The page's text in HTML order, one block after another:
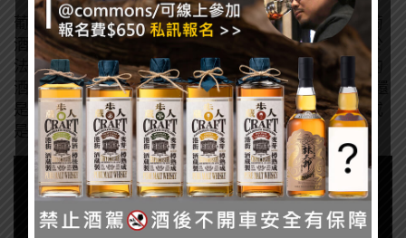
葡萄酒應該要細膩的啜飲，而不是一次性地猛喝，葡萄
酒是值得細細品嚐的。美好的一餐搭配上葡萄酒，對於
法國人來說是很重要的，所以他們不會浪費一絲一毫的
酒。 一旦用餐結束，就別再要求更多的葡萄酒，當然還
是可以繼續喝，但是來點別的吧！或許是干邑白蘭地或
是其他餐後酒。